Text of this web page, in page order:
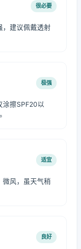
很必要
，建议佩戴透射
极强
涂擦SPF20以
适宜
微风，虽天气稍
良好